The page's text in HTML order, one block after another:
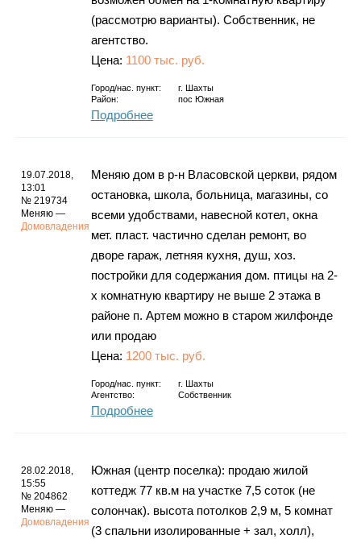
(рассмотрю варианты). Собственник, не
агентство.
Цена: 1100 тыс. руб.
Город/нас. пункт: г.
Шахты
Район:
пос Южная
Подробнее
19.07.2018,
13:01
№ 219734
Меняю —
Домовладения
Меняю дом в р-н Власовской церкви, рядом
остановка, школа, больница, магазины, со
всеми удобствами, навесной котел, окна
мет. пласт. частично сделан ремонт, во
дворе гараж, летняя кухня, душ, хоз.
постройки для содержания дом. птицы на 2-
х комнатную квартиру не выше 2 этажа в
районе п. Артем можно в старом жилфонде
или продаю
Цена: 1200 тыс. руб.
Город/нас. пункт: г.
Шахты
Агентство:
Собственник
Подробнее
28.02.2018,
15:55
№ 204862
Меняю —
Домовладения
Южная (центр поселка): продаю жилой
коттедж 77 кв.м на участке 7,5 соток (не
солончак). высота потолков 2,9 м, 5 комнат
(3 спальни изолированные + зал, холл),